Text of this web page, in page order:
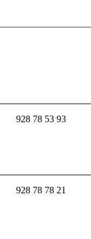
928 78 53 93
928 78 78 21